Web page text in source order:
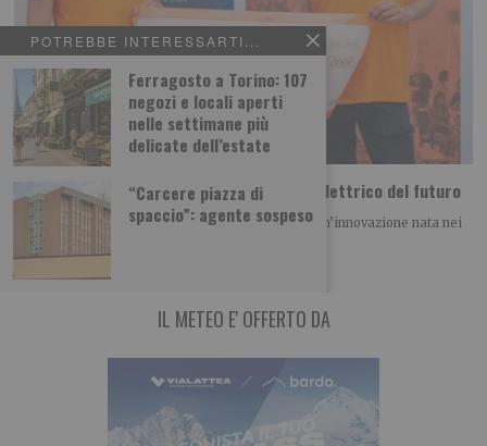
POTREBBE INTERESSARTI...
Ferragosto a Torino: 107
negozi e locali aperti
nelle settimane più
delicate dell’estate
“Carcere piazza di
spaccio”: agente sospeso
Dal Politecnico di Torino arriva il motore elettrico del futuro
Il progetto IONX conquista il BAITE Award 2026 Un’innovazione nata nei
laboratori del Politecnico di Torino
IL METEO E' OFFERTO DA